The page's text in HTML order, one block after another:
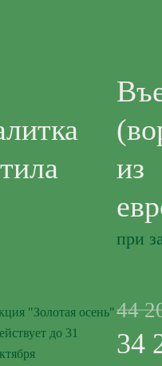
"Золотая осень"
до 31
из
при
44
34